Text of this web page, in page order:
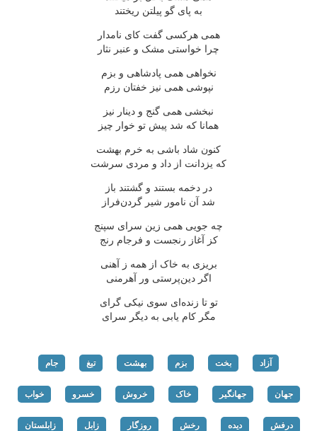
به پای گو پیلتن ریختند
همی هرکسی گفت کای نامدار
چرا خواستی مشک و عنبر نثار
نخواهی همی پادشاهی و بزم
نپوشی همی نیز خفتان رزم
نبخشی همی گنج و دینار نیز
همانا که شد پیش تو خوار چیز
کنون شاد باشی به خرم بهشت
که یزدانت از داد و مردی سرشت
در دخمه بستند و گشتند باز
شد آن نامور شیر گردن‌فراز
چه جویی همی زین سرای سپنج
کز آغاز رنجست و فرجام رنج
بریزی به خاک از همه ز آهنی
اگر دین‌پرستی ور آهرمنی
تو تا زنده‌ای سوی نیکی گرای
مگر کام یابی به دیگر سرای
آزاد بخت بزم بهشت تیغ جام
جهان جهانگیر خاک خروش خسرو خواب
درفش دیده رخش روزگار زابل زابلستان